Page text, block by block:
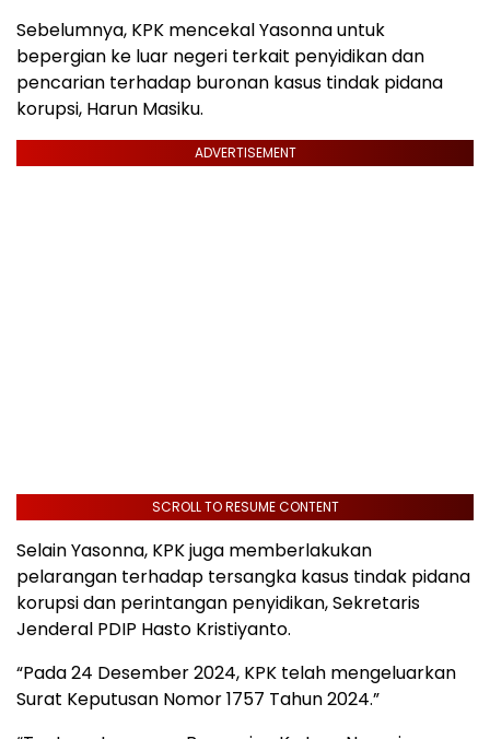
Sebelumnya, KPK mencekal Yasonna untuk
bepergian ke luar negeri terkait penyidikan dan
pencarian terhadap buronan kasus tindak pidana
korupsi, Harun Masiku.
ADVERTISEMENT
SCROLL TO RESUME CONTENT
Selain Yasonna, KPK juga memberlakukan
pelarangan terhadap tersangka kasus tindak pidana
korupsi dan perintangan penyidikan, Sekretaris
Jenderal PDIP Hasto Kristiyanto.
“Pada 24 Desember 2024, KPK telah mengeluarkan
Surat Keputusan Nomor 1757 Tahun 2024.”